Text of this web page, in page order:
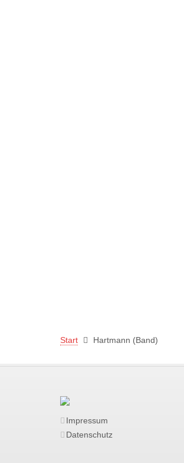
Start Hartmann (Band)
Impressum
Datenschutz